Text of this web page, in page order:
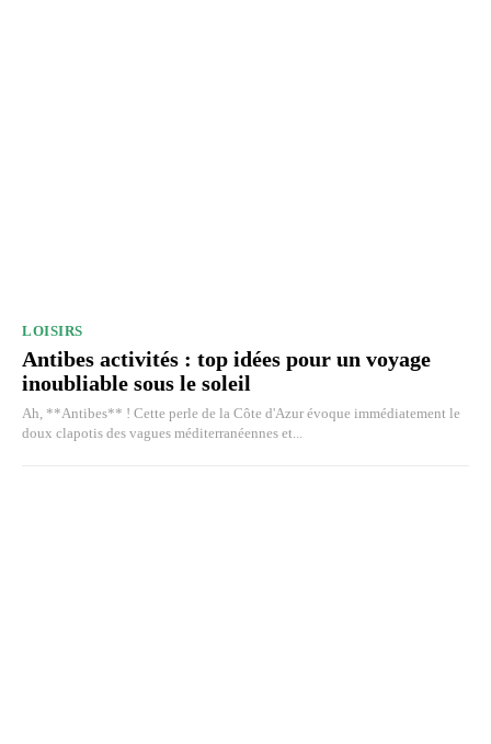
LOISIRS
Antibes activités : top idées pour un voyage
inoubliable sous le soleil
Ah, **Antibes** ! Cette perle de la Côte d'Azur évoque immédiatement le
doux clapotis des vagues méditerranéennes et...